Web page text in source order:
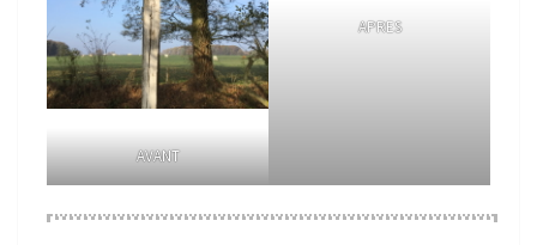
AVANT
APRES